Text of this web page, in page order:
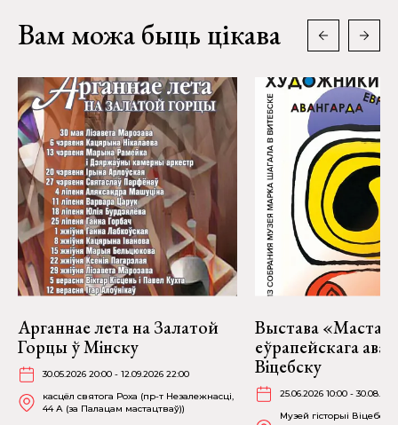
Вам можа быць цікава
Арганнае лета на Залатой
Горцы ў Мінску
30.05.2026 20:00 - 12.09.2026 22:00
касцёл святога Роха (пр-т Незалежнасці,
44 А (за Палацам мастацтваў))
Выстава «Мастакі
еўрапейскага
Віцебску
25.06.2026 10:00 -
Музей гісторыі